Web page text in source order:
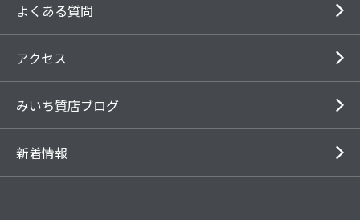
よくある質問
アクセス
みいち質店ブログ
新着情報